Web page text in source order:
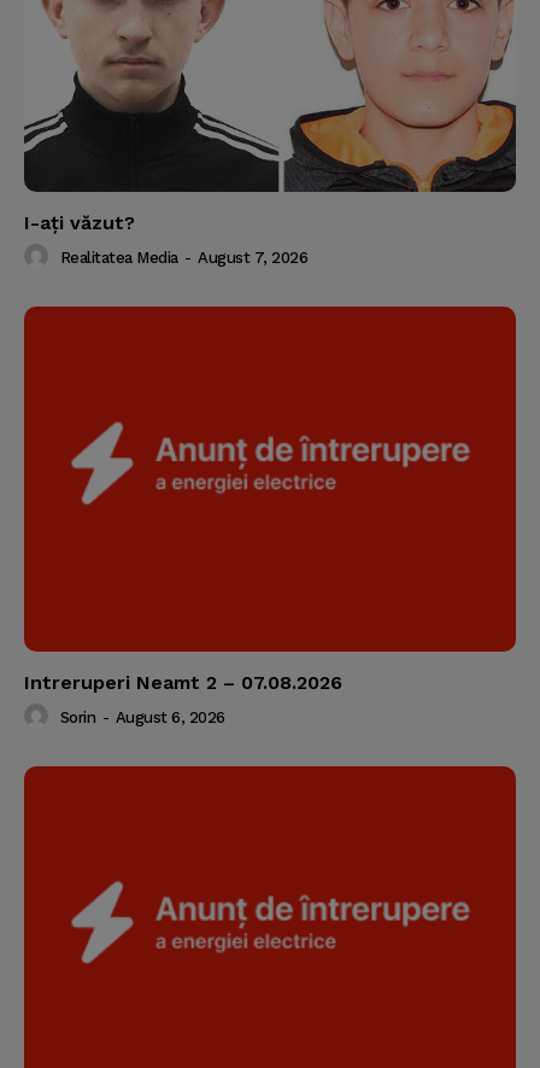
I-aţi văzut?
Realitatea Media - August 7, 2026
Intreruperi Neamt 2 – 07.08.2026
Sorin - August 6, 2026